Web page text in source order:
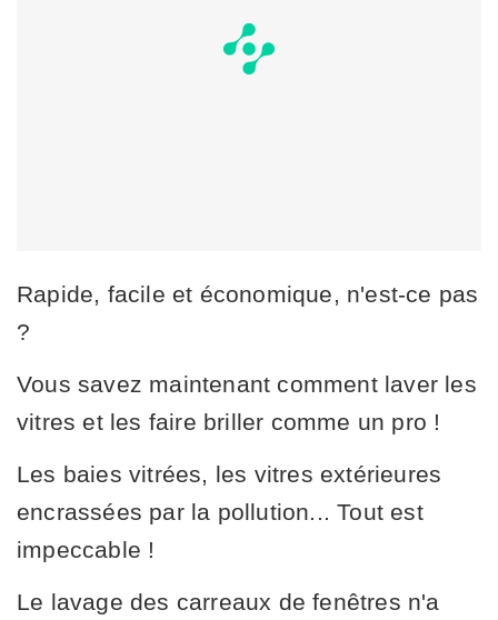
Rapide, facile et économique, n'est-ce pas
?
Vous savez maintenant comment laver les
vitres et les faire briller comme un pro !
Les baies vitrées, les vitres extérieures
encrassées par la pollution... Tout est
impeccable !
Le lavage des carreaux de fenêtres n'a